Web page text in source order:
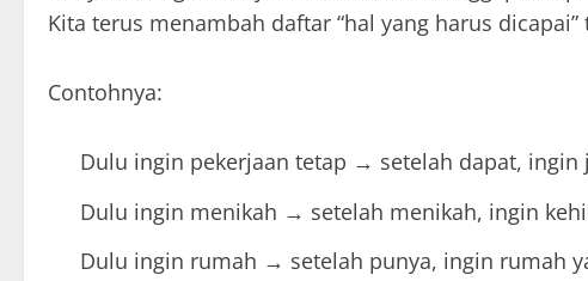
Kita terus menambah daftar “hal yang harus
Contohnya:
Dulu ingin pekerjaan tetap → setelah dapat, ingin
Dulu ingin menikah → setelah menikah, ingin
Dulu ingin rumah → setelah punya, ingin rumah